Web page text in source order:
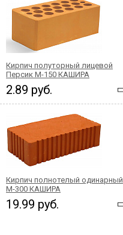
Кирпич полуторный лицевой
Персик М-150 КАШИРА
2.89 руб.
Кирпич полнотелый одинарный
М-300 КАШИРА
19.99 руб.